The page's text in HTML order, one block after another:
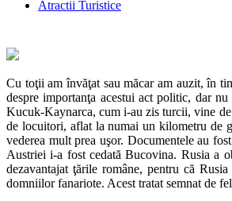
Atractii Turistice
Cu toţii am învăţat sau măcar am auzit, în
despre importanţa acestui act politic, dar
Kucuk-Kaynarca, cum i-au zis turcii, vine
de locuitori, aflat la numai un kilometru de
vederea mult prea uşor. Documentele au
Austriei i-a fost cedată Bucovina. Rusia a
dezavantajat ţările române, pentru că
domniilor fanariote. Acest tratat semnat de